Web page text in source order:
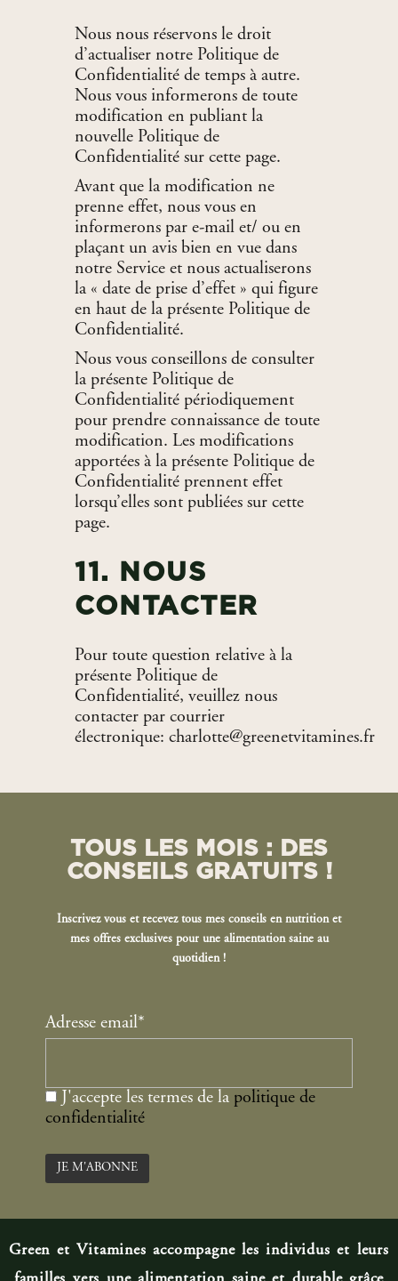
Nous nous réservons le droit
d’actualiser notre Politique de
Confidentialité de temps à autre.
Nous vous informerons de toute
modification en publiant la
nouvelle Politique de
Confidentialité sur cette page.
Avant que la modification ne
prenne effet, nous vous en
informerons par e-mail et/ ou en
plaçant un avis bien en vue dans
notre Service et nous actualiserons
la « date de prise d’effet » qui figure
en haut de la présente Politique de
Confidentialité.
Nous vous conseillons de consulter
la présente Politique de
Confidentialité périodiquement
pour prendre connaissance de toute
modification. Les modifications
apportées à la présente Politique de
Confidentialité prennent effet
lorsqu’elles sont publiées sur cette
page.
11. NOUS
CONTACTER
Pour toute question relative à la
présente Politique de
Confidentialité, veuillez nous
contacter par courrier
électronique: charlotte@greenetvitamines.fr
TOUS LES MOIS : DES
CONSEILS GRATUITS !
Inscrivez vous et recevez tous mes conseils en nutrition et
mes offres exclusives pour une alimentation saine au
quotidien !
Adresse email*
J'accepte les termes de la politique de
confidentialité
Green et Vitamines accompagne les individus et leurs